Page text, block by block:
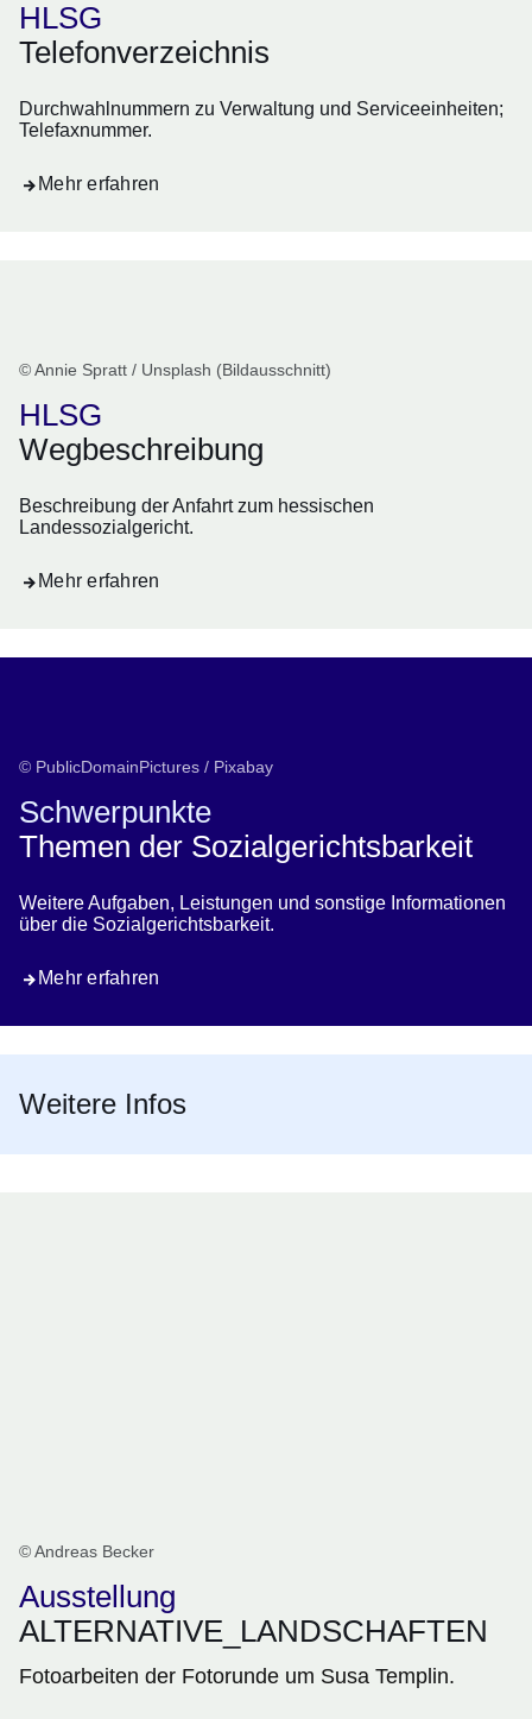
HLSG
Telefonverzeichnis
Durchwahlnummern zu Verwaltung und Serviceeinheiten;
Telefaxnummer.
Mehr erfahren
© Annie Spratt / Unsplash (Bildausschnitt)
HLSG
Wegbeschreibung
Beschreibung der Anfahrt zum hessischen
Landessozialgericht.
Mehr erfahren
© PublicDomainPictures / Pixabay
Schwerpunkte
Themen der Sozialgerichtsbarkeit
Weitere Aufgaben, Leistungen und sonstige Informationen
über die Sozialgerichtsbarkeit.
Mehr erfahren
Weitere Infos
© Andreas Becker
Ausstellung
ALTERNATIVE_LANDSCHAFTEN
Fotoarbeiten der Fotorunde um Susa Templin.